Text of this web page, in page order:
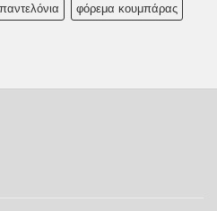
φόρεμα κουμπάρας